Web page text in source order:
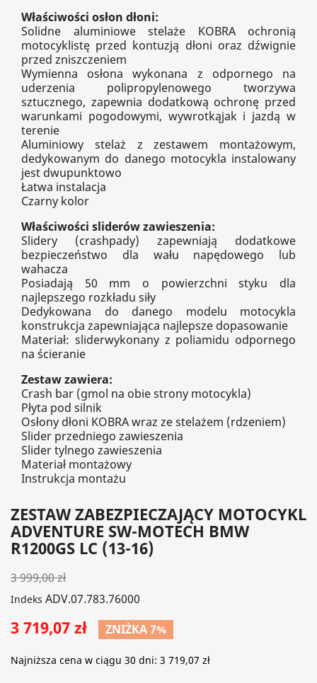
Właściwości osłon dłoni:
Solidne aluminiowe stelaże KOBRA ochronią
motocyklistę przed kontuzją dłoni oraz dźwignie
przed zniszczeniem
Wymienna osłona wykonana z odpornego na
uderzenia polipropylenowego tworzywa
sztucznego, zapewnia dodatkową ochronę przed
warunkami pogodowymi, wywrotkąjak i jazdą w
terenie
Aluminiowy stelaż z zestawem montażowym,
dedykowanym do danego motocykla instalowany
jest dwupunktowo
Łatwa instalacja
Czarny kolor
Właściwości sliderów zawieszenia:
Slidery (crashpady) zapewniają dodatkowe
bezpieczeństwo dla wału napędowego lub
wahacza
Posiadają 50 mm o powierzchni styku dla
najlepszego rozkładu siły
Dedykowana do danego modelu motocykla
konstrukcja zapewniająca najlepsze dopasowanie
Materiał: sliderwykonany z poliamidu odpornego
na ścieranie
Zestaw zawiera:
Crash bar (gmol na obie strony motocykla)
Płyta pod silnik
Osłony dłoni KOBRA wraz ze stelażem (rdzeniem)
Slider przedniego zawieszenia
Slider tylnego zawieszenia
Materiał montażowy
Instrukcja montażu
ZESTAW ZABEZPIECZAJĄCY MOTOCYKL
ADVENTURE SW-MOTECH BMW
R1200GS LC (13-16)
3 999,00 zł
Indeks ADV.07.783.76000
3 719,07 zł ZNIŻKA 7%
Najniższa cena w ciągu 30 dni: 3 719,07 zł